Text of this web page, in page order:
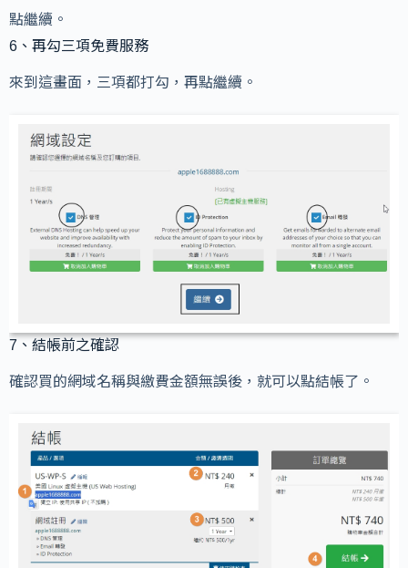
點繼續。
6、再勾三項免費服務
來到這畫面，三項都打勾，再點繼續。
7、結帳前之確認
確認買的網域名稱與繳費金額無誤後，就可以點結帳了。